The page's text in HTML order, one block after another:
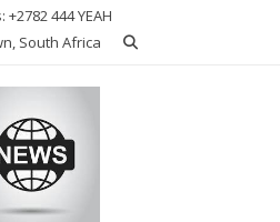
+2782 444 YEAH
South Africa